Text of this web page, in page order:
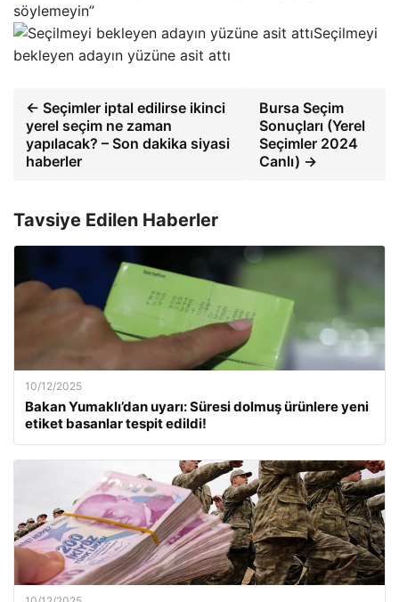
söylemeyin”
Seçilmeyi
bekleyen adayın yüzüne asit attı
← Seçimler iptal edilirse ikinci
yerel seçim ne zaman
yapılacak? – Son dakika siyasi
haberler
Bursa Seçim
Sonuçları (Yerel
Seçimler 2024
Canlı) →
Tavsiye Edilen Haberler
10/12/2025
Bakan Yumaklı’dan uyarı: Süresi dolmuş ürünlere yeni
etiket basanlar tespit edildi!